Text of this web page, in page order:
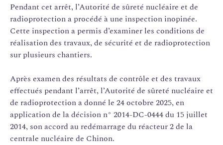
Pendant cet arrêt, l’Autorité de sûreté nucléaire et de
radioprotection a procédé à une inspection inopinée.
Cette inspection a permis d’examiner les conditions de
réalisation des travaux, de sécurité et de radioprotection
sur plusieurs chantiers.
Après examen des résultats de contrôle et des travaux
effectués pendant l’arrêt, l’Autorité de sûreté nucléaire et
de radioprotection a donné le 24 octobre 2025, en
application de la décision n° 2014-DC-0444 du 15 juillet
2014, son accord au redémarrage du réacteur 2 de la
centrale nucléaire de Chinon.